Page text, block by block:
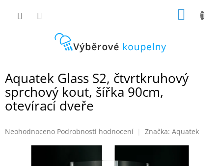
Aquatek Glass S2, čtvrtkruhový
sprchový kout, šířka 90cm,
otevírací dveře
Průměrné
Neohodnoceno Podrobnosti hodnocení Značka: Aquatek